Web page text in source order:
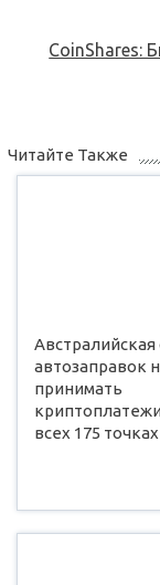
CoinShares:
Читайте Также
Австралийская
автозаправок
принимать
всех 175 точках